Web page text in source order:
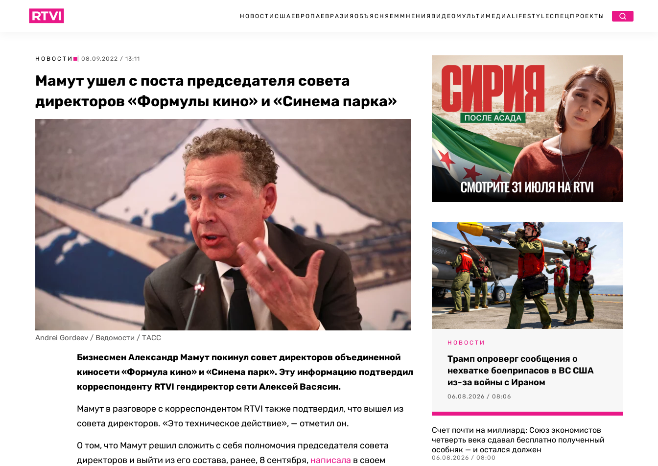
НОВОСТИ США ЕВРОПА ЕВРАЗИЯ ОБЪЯСНЯЕМ МНЕНИЯ ВИДЕО МУЛЬТИМЕДИА LIFESTYLEСПЕЦПРОЕКТЫ
НОВОСТИ | 08.09.2022 / 13:11
Мамут ушел с поста председателя совета
директоров «Формулы кино» и «Синема парка»
Andrei Gordeev / Ведомости / ТАСС
Бизнесмен Александр Мамут покинул совет директоров объединенной
киносети «Формула кино» и «Синема парк». Эту информацию подтвердил
корреспонденту RTVI гендиректор сети Алексей Васясин.
Мамут в разговоре с корреспондентом RTVI также подтвердил, что вышел из
совета директоров. «Это техническое действие», — отметил он.
О том, что Мамут решил сложить с себя полномочия председателя совета
директоров и выйти из его состава, ранее, 8 сентября, написала в своем
НОВОСТИ
Трамп опроверг сообщения о
нехватке боеприпасов в ВС США
из-за войны с Ираном
06.08.2026 / 08:06
Счет почти на миллиард: Союз экономистов
четверть века сдавал бесплатно полученный
особняк — и остался должен
06.08.2026 / 08:00